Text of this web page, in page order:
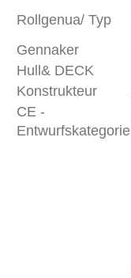
Rollgenua/ Typ
Gennaker
Hull& DECK
Konstrukteur
CE -
Entwurfskategorie